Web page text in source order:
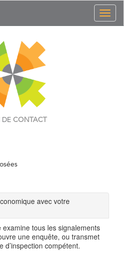
DE CONTACT
avec votre
examine tous les signalements
une enquête, ou transmet
d’inspection compétent.